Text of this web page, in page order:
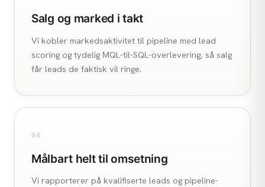
Salg og marked i takt
Vi kobler markedsaktivitet til pipeline med lead
scoring og tydelig MQL-til-SQL-overlevering, så salg
får leads de faktisk vil ringe.
04
Målbart helt til omsetning
Vi rapporterer på kvalifiserte leads og pipeline-